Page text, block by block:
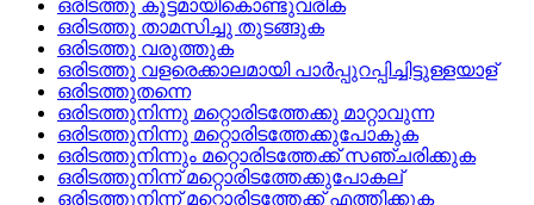
ഒരിടത്തു കൂട്ടമായികൊണ്ടുവരിക
ഒരിടത്തു താമസിച്ചു തുടങ്ങുക
ഒരിടത്തു വരുത്തുക
ഒരിടത്തു വളരെക്കാലമായി പാര്‍പ്പുറപ്പിച്ചിട്ടുള്ളയാള്
ഒരിടത്തുതന്നെ
ഒരിടത്തുനിന്നു മറ്റൊരിടത്തേക്കു മാറ്റാവുന്ന
ഒരിടത്തുനിന്നു മറ്റൊരിടത്തേക്കുപോകുക
ഒരിടത്തുനിന്നും മറ്റൊരിടത്തേക്ക്‌ സഞ്ചരിക്കുക
ഒരിടത്തുനിന്ന്‌ മറ്റൊരിടത്തേക്കുപോകല്
ഒരിടത്തുനിന്ന്‌ മറ്റൊരിടത്തേക്ക്‌ എത്തിക്കുക